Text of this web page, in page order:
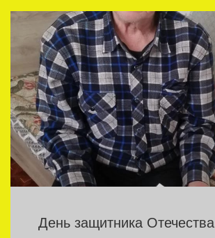
День защитника Отечества